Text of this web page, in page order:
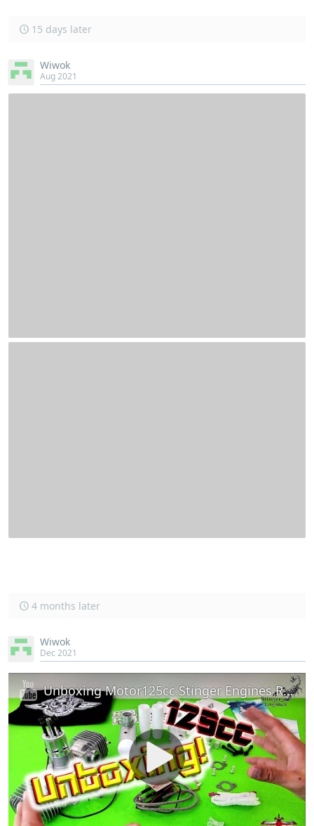
15 days later
Wiwok
Aug 2021
4 months later
Wiwok
Dec 2021
Unboxing Motor125cc Stinger Engines RC / Unboxing 125cc Stinger Engines RC